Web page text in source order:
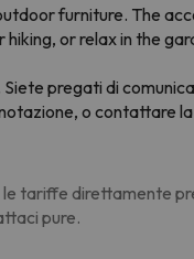
furniture. The
or relax in the
pregati di
o contattare
tariffe direttamente
pure.